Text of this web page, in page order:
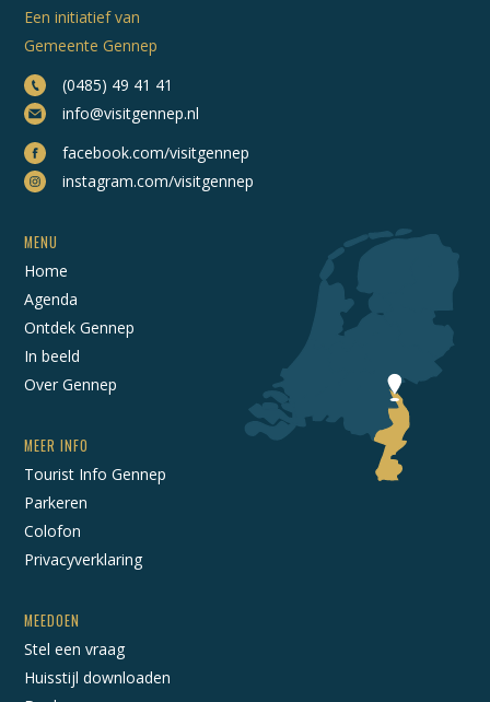
Een initiatief van
Gemeente Gennep
(0485) 49 41 41
info@visitgennep.nl
facebook.com/visitgennep
instagram.com/visitgennep
MENU
Home
Agenda
Ontdek Gennep
In beeld
Over Gennep
MEER INFO
Tourist Info Gennep
Parkeren
Colofon
Privacyverklaring
MEEDOEN
Stel een vraag
Huisstijl downloaden